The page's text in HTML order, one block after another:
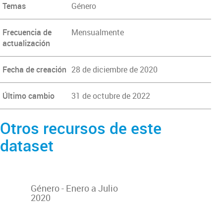
Temas Género
Frecuencia de
actualización
Mensualmente
Fecha de creación 28 de diciembre de 2020
Último cambio 31 de octubre de 2022
Otros recursos de este
dataset
Género - Enero a Julio
2020